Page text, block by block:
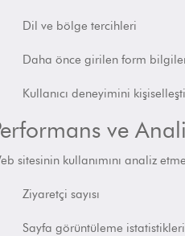
Dil ve bölge tercihleri
Daha önce girilen form
Kullanıcı deneyimini
ve
sitesinin kullanımını analiz
Ziyaretçi sayısı
Sayfa görüntüleme istatistikleri